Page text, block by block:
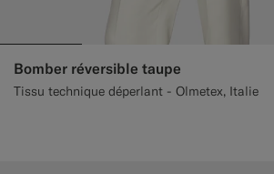
Bomber réversible taupe
Tissu technique déperlant - Olmetex, Italie